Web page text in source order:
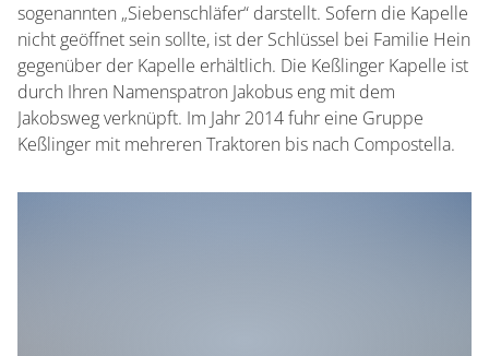
sogenannten „Siebenschläfer“ darstellt. Sofern die Kapelle
nicht geöffnet sein sollte, ist der Schlüssel bei Familie Hein
gegenüber der Kapelle erhältlich. Die Keßlinger Kapelle ist
durch Ihren Namenspatron Jakobus eng mit dem
Jakobsweg verknüpft. Im Jahr 2014 fuhr eine Gruppe
Keßlinger mit mehreren Traktoren bis nach Compostella.